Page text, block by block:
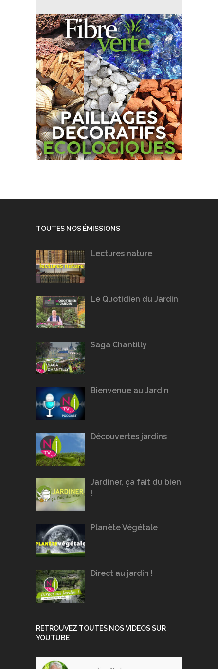
TOUTES NOS ÉMISSIONS
Lectures nature
Le Quotidien du Jardin
Saga Chantilly
Bienvenue au Jardin
Découvertes jardins
Jardiner, ça fait du bien
!
Planète Végétale
Direct au jardin !
RETROUVEZ TOUTES NOS VIDEOS SUR
YOUTUBE